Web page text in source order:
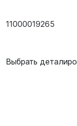
11000019265
Выбрать